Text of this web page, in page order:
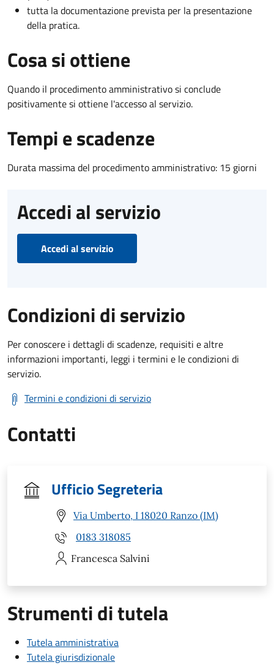
tutta la documentazione prevista per la presentazione
della pratica.
Cosa si ottiene
Quando il procedimento amministrativo si conclude
positivamente si ottiene l'accesso al servizio.
Tempi e scadenze
Durata massima del procedimento amministrativo: 15 giorni
Accedi al servizio
Accedi al servizio
Condizioni di servizio
Per conoscere i dettagli di scadenze, requisiti e altre
informazioni importanti, leggi i termini e le condizioni di
servizio.
Termini e condizioni di servizio
Contatti
Ufficio Segreteria
Via Umberto, I 18020 Ranzo (IM)
0183 318085
Francesca Salvini
Strumenti di tutela
Tutela amministrativa
Tutela giurisdizionale